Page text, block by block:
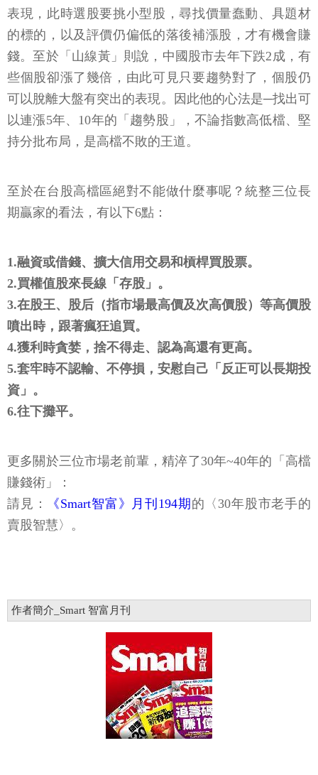
表現，此時選股要挑小型股，尋找價量蠢動、具題材
的標的，以及評價仍偏低的落後補漲股，才有機會賺
錢。至於「山線黃」則說，中國股市去年下跌2成，有
些個股卻漲了幾倍，由此可見只要趨勢對了，個股仍
可以脫離大盤有突出的表現。因此他的心法是─找出可
以連漲5年、10年的「趨勢股」，不論指數高低檔、堅
持分批布局，是高檔不敗的王道。
至於在台股高檔區絕對不能做什麼事呢？統整三位長
期贏家的看法，有以下6點：
1.融資或借錢、擴大信用交易和槓桿買股票。
2.買權值股來長線「存股」。
3.在股王、股后（指市場最高價及次高價股）等高價股
噴出時，跟著瘋狂追買。
4.獲利時貪婪，捨不得走、認為高還有更高。
5.套牢時不認輸、不停損，安慰自己「反正可以長期投
資」。
6.往下攤平。
更多關於三位市場老前輩，精淬了30年~40年的「高檔
賺錢術」：
請見：
《Smart智富》月刊194期 的〈30年股市老手的
賣股智慧〉。
作者簡介_Smart 智富月刊